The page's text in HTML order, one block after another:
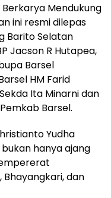
Mendukung
ini resmi dilepas
Barito Selatan
Jacson R Hutapea,
Barsel
HM Farid
Ita Minarni dan
Barsel.
Yudha
hanya ajang
dan